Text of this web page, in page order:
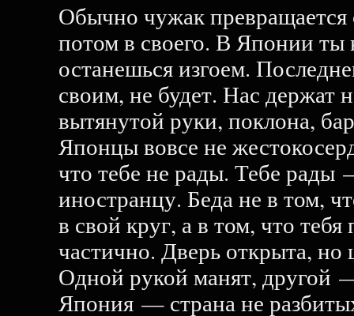
Обычно чужак превращается
потом в своего. В Японии ты
останешься изгоем.
своим, не будет. Нас держат
вытянутой руки, поклона,
Японцы вовсе не
что тебе не рады. Тебе рады
иностранцу. Беда не в том,
в свой круг, а в том, что
частично. Дверь открыта, но
Одной рукой манят, другой
Япония — страна не